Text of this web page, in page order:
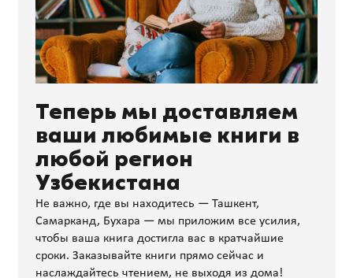
Теперь мы доставляем
ваши любимые книги в
любой регион
Узбекистана
Не важно, где вы находитесь — Ташкент,
Самарканд, Бухара — мы приложим все усилия,
чтобы ваша книга достигла вас в кратчайшие
сроки. Заказывайте книги прямо сейчас и
наслаждайтесь чтением, не выходя из дома!